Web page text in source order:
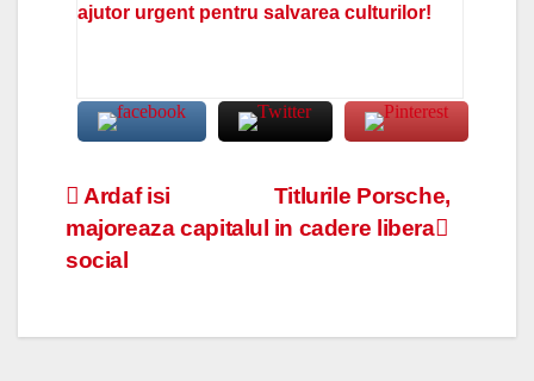
ajutor urgent pentru salvarea culturilor!
Navigare
în
Titlurile Porsche,
in cadere libera
Ardaf isi
majoreaza capitalul
social